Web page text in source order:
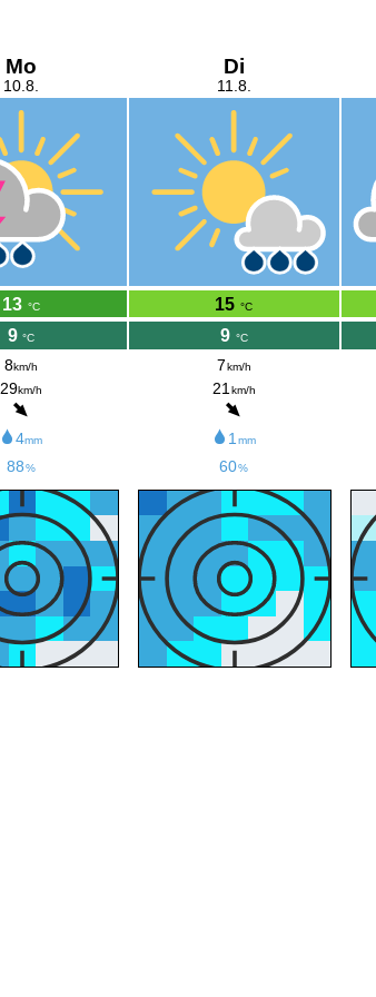
Mo
10.8.
13 °C
9 °C
8km/h
29km/h
4mm
88%
Di
11.8.
15 °C
9 °C
7km/h
21 km/h
1mm
60%